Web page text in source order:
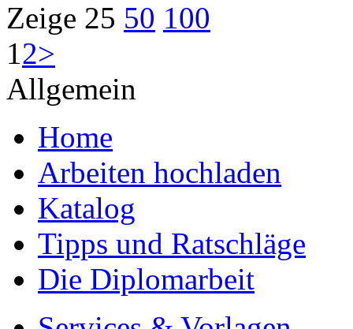
Zeige 25 50 100
12>
Allgemein
Home
Arbeiten hochladen
Katalog
Tipps und Ratschläge
Die Diplomarbeit